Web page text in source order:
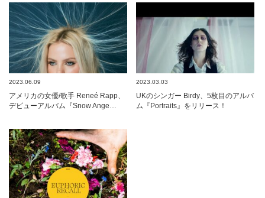
2023.06.09
アメリカの女優/歌手 Reneé Rapp、
デビューアルバム『Snow Ange…
2023.03.03
UKのシンガー Birdy、5枚目のアルバ
ム『Portraits』をリリース！